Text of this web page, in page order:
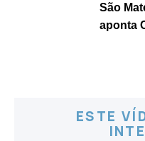
São
aponta
ESTE